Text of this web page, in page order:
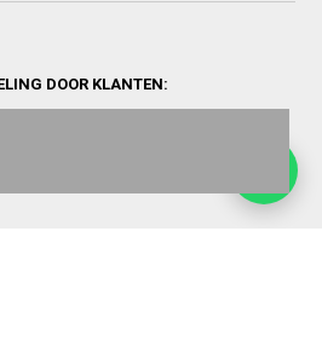
DOOR KLANTEN: